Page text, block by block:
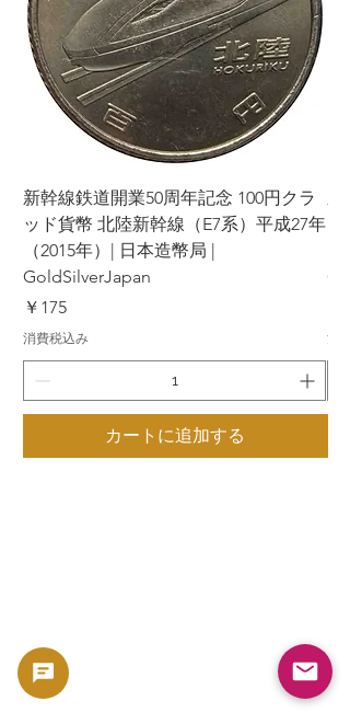
新幹線鉄道開業50周年記念 100円クラ
ッド貨幣 北陸新幹線（E7系）平成27年
（2015年）| 日本造幣局 |
GoldSilverJapan
価格
￥175
消費税込み
カートに追加する
消